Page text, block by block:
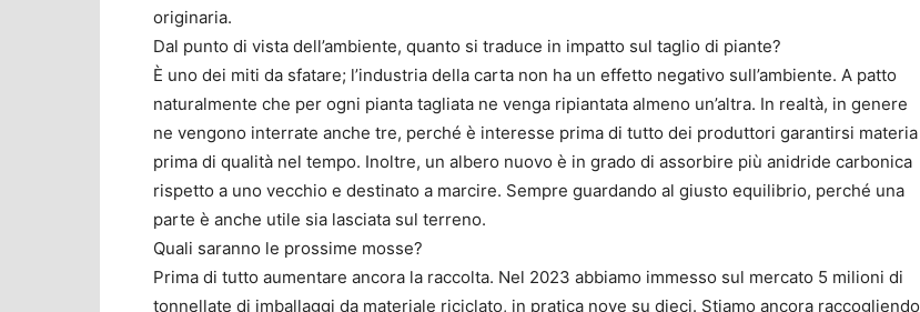
originaria.
Dal punto di vista dell’ambiente, quanto si traduce in impatto sul taglio di piante?
È uno dei miti da sfatare; l’industria della carta non ha un effetto negativo sull’ambiente. A patto
naturalmente che per ogni pianta tagliata ne venga ripiantata almeno un’altra. In realtà, in genere
ne vengono interrate anche tre, perché è interesse prima di tutto dei produttori garantirsi materia
prima di qualità nel tempo. Inoltre, un albero nuovo è in grado di assorbire più anidride carbonica
rispetto a uno vecchio e destinato a marcire. Sempre guardando al giusto equilibrio, perché una
parte è anche utile sia lasciata sul terreno.
Quali saranno le prossime mosse?
Prima di tutto aumentare ancora la raccolta. Nel 2023 abbiamo immesso sul mercato 5 milioni di
tonnellate di imballaggi da materiale riciclato, in pratica nove su dieci. Stiamo ancora raccogliendo